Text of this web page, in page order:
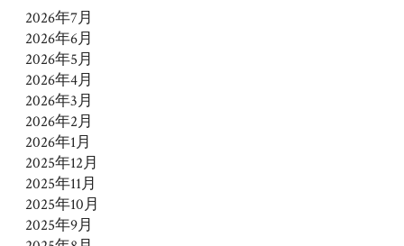
2026年7月
2026年6月
2026年5月
2026年4月
2026年3月
2026年2月
2026年1月
2025年12月
2025年11月
2025年10月
2025年9月